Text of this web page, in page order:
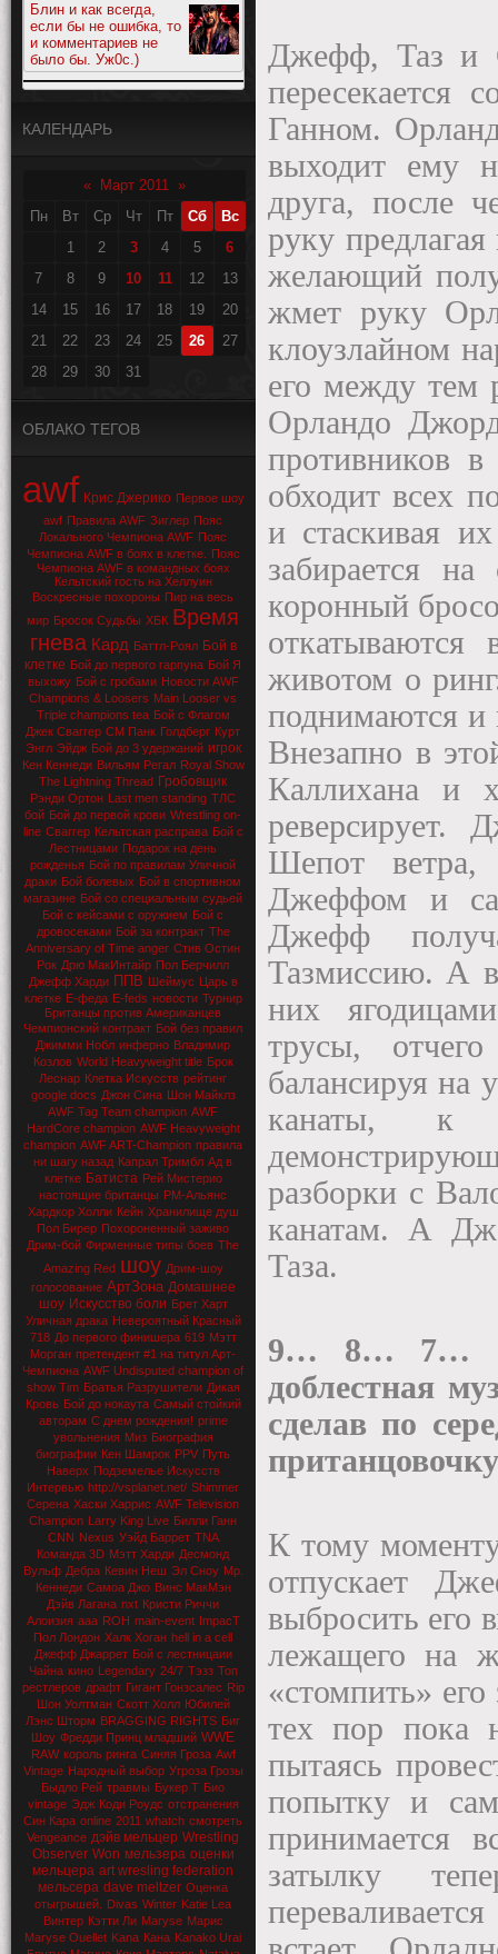
Блин и как всегда,
если бы не ошибка, то
и комментариев не
было бы. Уж0с.)
КАЛЕНДАРЬ
« Март 2011 »
Пн
Вт Ср Чт Пт Сб
Вс
1
2 3 4 5
6
7
8 9 10 11 12
13
14
15 16 17 18 19
20
21
22 23 24 25 26
27
28
29 30 31
ОБЛАКО ТЕГОВ
awf Крис Джерико Первое шоу
awf Правила AWF Зиглер Пояс
Локального Чемпиона AWF Пояс
Чемпиона AWF в боях в клетке.
Пояс
Чемпиона AWF в командных боях
Кельтский гость на Хеллуин
Воскресные похороны Пир на весь
мир Бросок Судьбы ХБК Время
гнева Кард Баттл-Роял Бой в
клетке Бой до первого гарпуна Бой Я
выхожу Бой с гробами Новости AWF
Champions & Loosers Main Looser vs
Triple champions tea Бой с Флагом
Джек Сваггер СМ Панк Голдберг Курт
Энгл Эйдж Бой до 3 удержаний игрок
Кен Кеннеди Вильям Регал Royal Show
The Lightning Thread Гробовщик
Рэнди Ортон Last men standing ТЛС
бой Бой до первой крови Wrestling on-
line Сваггер Кельтская расправа Бой с
Лестницами Подарок на день
рожденья Бой по правилам Уличной
драки Бой болевых Бой в спортивном
магазине Бой со специальным судьей
Бой с кейсами с оружием Бой с
дровосеками Бой за контракт The
Anniversary of Time anger Стив Остин
Рок Дрю МакИнтайр Пол Берчилл
Джефф Харди ППВ Шеймус Царь в
клетке Е-феда E-feds новости Турнир
Британцы против Американцев
Чемпионский контракт Бой без правил
Джимми Нобл инферно Владимир
Козлов World Heavyweight title Брок
Леснар Клетка Искусств рейтинг
google docs Джон Сина Шон Майклз
AWF Tag Team champion AWF
HardCore champion AWF Heavyweight
champion AWF ART-Champion правила
ни шагу назад Капрал Тримбл Ад в
клетке Батиста Рей Мистерио
настоящие британцы РМ-Альянс
Хардкор Холли Кейн Хранилище душ
Пол Бирер Похороненный заживо
Дрим-бой Фирменные типы боев The
Amazing Red шоу Дрим-шоу
голосование АртЗона Домашнее
шоу Искусство боли Брет Харт
Уличная драка Невероятный Красный
718 До первого финишера 619 Мэтт
Морган претендент #1 на титул Арт-
Чемпиона AWF Undisputed champion of
show Tim Братья Разрушители Дикая
Кровь Бой до нокаута Самый стойкий
авторам С днем рождения! prime
увольнения Миз Биография
биографии Кен Шамрок PPV Путь
Наверх Подземелье Искусств
Интервью http://vsplanet.net/ Shimmer
Серена Хаски Харрис AWF Television
Champion Larry King Live Билли Ганн
CNN Nexus Уэйд Баррет TNA
Команда 3D Мэтт Харди Десмонд
Вульф Дебра Кевин Неш Эл Сноу Мр.
Кеннеди Самоа Джо Винс МакМэн
Дэйв Лагана nxt Кристи Риччи
Алоизия aaa ROH main-event ImpacT
Пол Лондон Халк Хоган hell in a cell
Джефф Джаррет Бой с лестницаии
Чайна кино Legendary 24/7 Тэзз Топ
рестлеров драфт Гигант Гонзсалес Rip
Шон Уолтман Скотт Холл Юбилей
Лэнс Шторм BRAGGING RIGHTS Биг
Шоу Фредди Принц младший WWE
RAW король ринга Синяя Гроза Awf
Vintage Народный выбор Угроза Грозы
Быдло Рей травмы Букер Т Био
vintage Эдж Коди Роудс отстранения
Син Кара online 2011 whatch смотреть
Vengeance дэйв мельцер Wrestling
Observer Won мельзера оценки
мельцера art wresling federation
мельсера dave meltzer Оценка
отыгрышей.
Divas Winter Katie Lea
Винтер Кэтти Ли Maryse Марис
Maryse Ouellet Kana Кана Kanako Urai
Джефф, Таз и
пересекается
Ганном.
выходит ему
друга, после
руку
желающий
жмет руку
клоузлайном
его между тем
Орландо
противников
обходит всех
и стаскивая
забирается
коронный
животом о
поднимаются и
Внезапно в
Каллихана и
реверсирует.
Шепот
Джеффом и
Джефф
Тазмиссию. А
них
трусы,
балансируя на
канаты, к
разборки с
канатам. А
Таза.
9… 8… 7…
доблестная
сделав по
К тому
отпускает
выбросить его
лежащего на
«стомпить»
тех пор пока
пытаясь
попытку и
принимается
затылку